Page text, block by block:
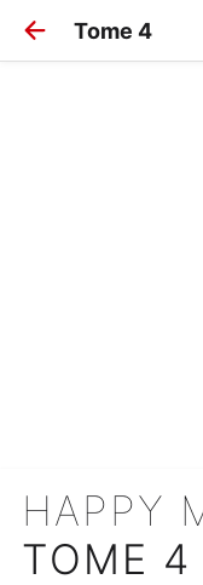
Tome 4
HAPPY
TOME 4